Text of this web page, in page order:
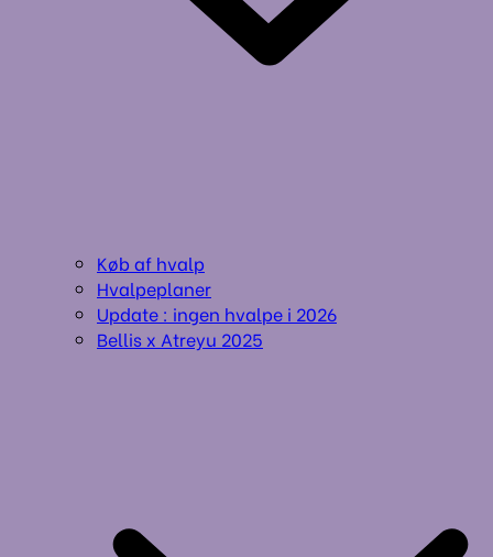
Køb af hvalp
Hvalpeplaner
Update : ingen hvalpe i 2026
Bellis x Atreyu 2025